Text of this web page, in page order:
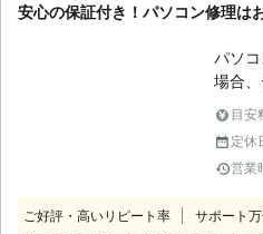
要な
理完
社が
料金
で修
変な
ルス
てい
安心の保証付き！パソコン修理は
パソ
場合
がほ
過ぎ
いことも
とし
パソ
目安
定休
営業
ご好評・高いリピート率 サポート